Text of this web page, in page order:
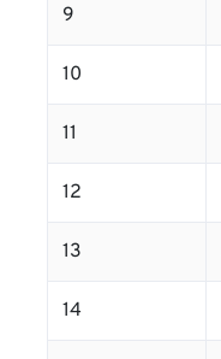
9
10
11
12
13
14